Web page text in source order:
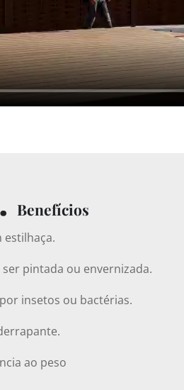
Benefícios
estilhaça.
pintada ou envernizada.
insetos ou bactérias.
ao peso